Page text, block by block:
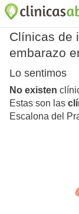
Clínicas de
embarazo
Lo sentimos
No existen
Estas son las
Escalona del